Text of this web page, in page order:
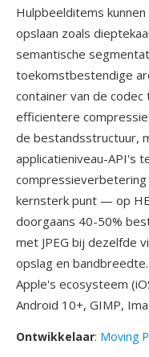
Hulpbeelditems
opslaan zoals
semantische
toekomstbestendige
container van de codec
efficientere
de bestandsstructuur,
applicatieniveau-API's
compressieverbetering
kernsterk punt — op
doorgaans 40-50%
met JPEG bij dezelfde
opslag en
Apple's ecosysteem
Android 10+, GIMP,
Ontwikkelaar: Moving